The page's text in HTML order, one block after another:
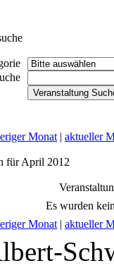
Monat | aktueller
für April 2012
Es wurden
Monat | aktueller